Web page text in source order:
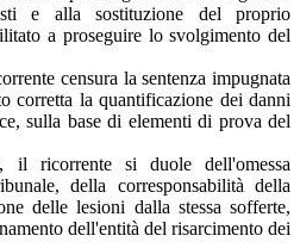
e alla sostituzione del proprio
a proseguire lo svolgimento del
censura la sentenza impugnata
corretta la quantificazione dei danni
sulla base di elementi di prova del
ricorrente si duole dell'omessa
della corresponsabilità della
delle lesioni dalla stessa sofferte,
dell'entità del risarcimento dei